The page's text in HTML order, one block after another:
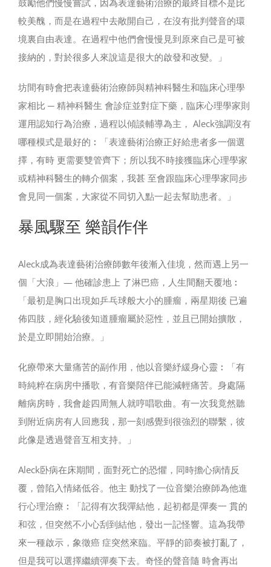
鼓勵他們慢慢嘗試，因為表達藝術治療的最終目標不是比
較美醜，而是在過程中去敞開自己，在沒有批判聲音的環
境裏自由表達。在過程中他們會慢慢見到原來自己是可被
接納的，對於很多人來說這是很大的啟發和改變。」
坊間有時會把表達藝術治療師與精神科醫生和臨床心理學
家相比 ─ 精神科醫生 會診症並對症下藥，臨床心理學家則
運用認知行為治療，過程以傾談輔導為主， Aleck強調沒有
哪種模式是最好的︰「表達藝術治療正好給患者多一個選
擇，有時 更需要雙管齊下；所以我不時接獲臨床心理學家
或精神科醫生的轉介個案，我甚 至會跟臨床心理學家同步
會見同一個案，大家從不同切入點一起去幫助患者。」
暴風驟至 樂韻作伴
Aleck成為表達藝術治療師數年後漸入佳境，然而遇上另一
個「大浪」— 他確診患上 了淋巴癌，人生間翻天覆地︰
「最初是胸口出現如乒乓球般大小的腫瘤，兩星期後 已遍
佈四肢，經化驗後知道腫瘤屬於惡性，並且已開始擴散，
於是立即開始治療。」
化療帶來大量痛苦的副作用，他以音樂紓緩身心靈︰「有
時純粹在病房中播歌，有音樂陪伴已能減輕痛苦。身處隔
離病房時，我會趁四周無人就哼唱歌曲。有一次我竟然聽
到附近病房有人回應我，那一刻感覺到很強烈的聯繫，彼
此像是透過聲音互相支持。」
Aleck卧病在床期間，面對死亡的恐懼，同時擔心病情反
覆，曾陷入情緒低谷。他主 動找了一位音樂治療師為他進
行心理治療︰「記得有次我彈結他，起初都是彈奏一 貫的
和弦，但突然不小心刮到結他，發出一記怪響。這為我帶
來一種啟示，象徵癌 症突然來臨。平靜的節奏被打亂了，
但是我可以選擇繼續彈奏下去。奇怪的聲音隨 時會再出